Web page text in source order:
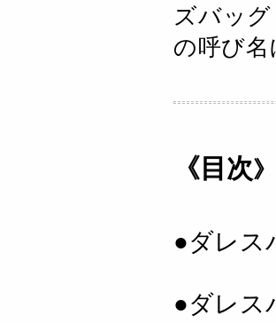
ズバッ
の呼び
《目次》
●ダレス
●ダレス